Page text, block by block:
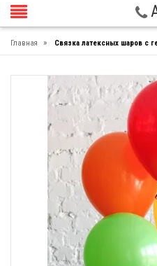
Главная » Связка латексных шаров с